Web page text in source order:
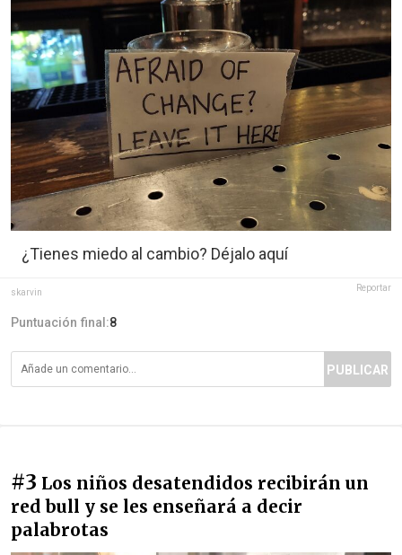
¿Tienes miedo al cambio? Déjalo aquí
skarvin Reportar
Puntuación final:8
PUBLICAR
#3 Los niños desatendidos recibirán un
red bull y se les enseñará a decir
palabrotas